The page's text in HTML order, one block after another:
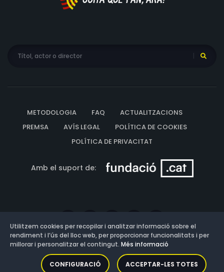
METODOLOGIA FAQ
ACTUALITZACIONS
PREMSA
AVÍS LEGAL
POLÍTICA DE COOKIES
POLÍTICA DE PRIVACITAT
Amb el suport de:
Versió: 3.13.0.202607011342
Utilitzem cookies per recopilar i analitzar informació sobre el
rendiment i l’ús del lloc web, per proporcionar funcionalitats i per
millorar i personalitzar el contingut. Més informació
CONFIGURACIÓ ACCEPTAR-LES TOTES